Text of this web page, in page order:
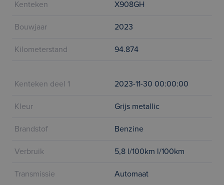
Kenteken X908GH
Bouwjaar 2023
Kilometerstand 94.874
Kenteken deel 1 2023-11-30 00:00:00
Kleur Grijs metallic
Brandstof Benzine
Verbruik 5,8 l/100km l/100km
Transmissie Automaat